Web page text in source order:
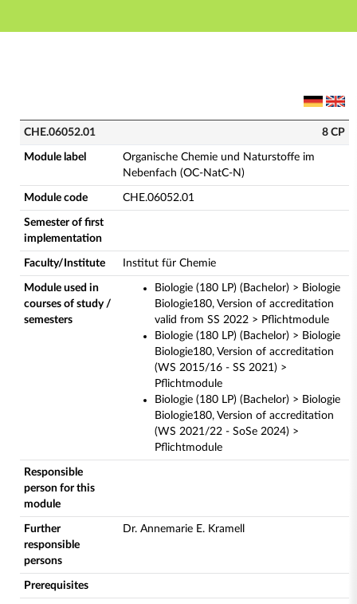
Main navigation
CHE.06052.01 - Organische Chemie und
CHE.06052.01 8 CP
Module label
Organische Chemie und Naturstoffe im
Nebenfach (OC-NatC-N)
Module code CHE.06052.01
Semester of first
implementation
Faculty/Institute Institut für Chemie
Module used in
courses of study /
semesters
Biologie (180 LP) (Bachelor) > Biologie
Biologie180, Version of accreditation
valid from SS 2022 > Pflichtmodule
Biologie (180 LP) (Bachelor) > Biologie
Biologie180, Version of accreditation
(WS 2015/16 - SS 2021) >
Pflichtmodule
Biologie (180 LP) (Bachelor) > Biologie
Biologie180, Version of accreditation
(WS 2021/22 - SoSe 2024) >
Pflichtmodule
Responsible
person for this
module
Further
responsible
persons
Dr. Annemarie E. Kramell
Prerequisites